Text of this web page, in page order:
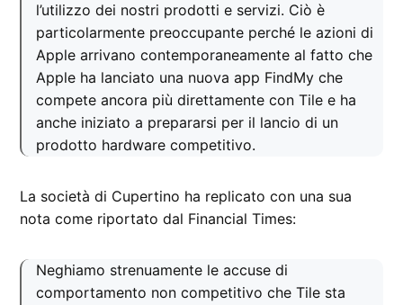
l’utilizzo dei nostri prodotti e servizi. Ciò è
particolarmente preoccupante perché le azioni di
Apple arrivano contemporaneamente al fatto che
Apple ha lanciato una nuova app FindMy che
compete ancora più direttamente con Tile e ha
anche iniziato a prepararsi per il lancio di un
prodotto hardware competitivo.
La società di Cupertino ha replicato con una sua
nota come riportato dal Financial Times:
Neghiamo strenuamente le accuse di
comportamento non competitivo che Tile sta